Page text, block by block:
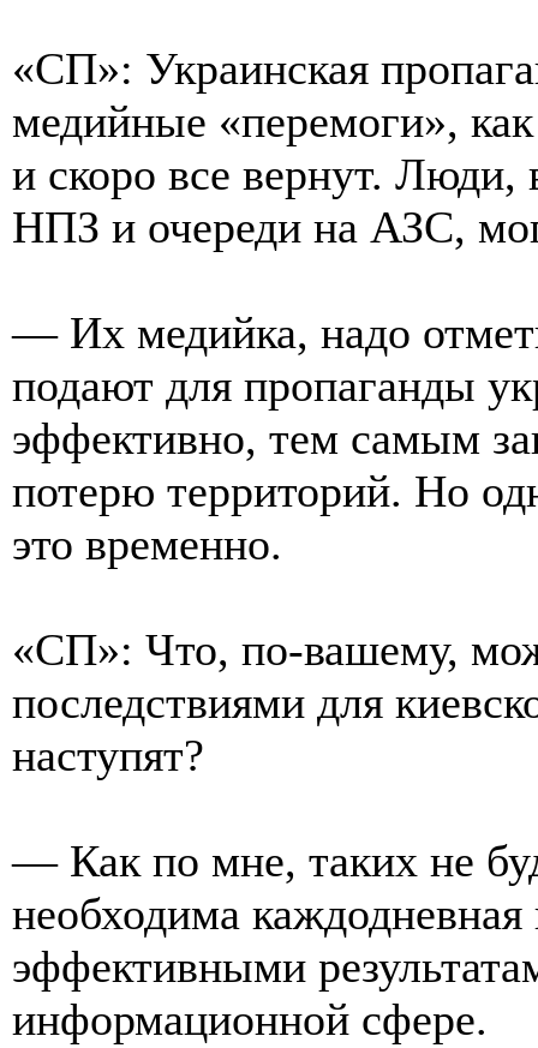
«СП»: Украинская
медийные «перемоги»,
и скоро все вернут.
НПЗ и очереди на АЗС,
— Их медийка, надо
подают для пропаганды
эффективно, тем самым
потерю территорий. Но
это временно.
«СП»: Что, по-вашему,
последствиями для
наступят?
— Как по мне, таких не
необходима
эффективными
информационной сфере.